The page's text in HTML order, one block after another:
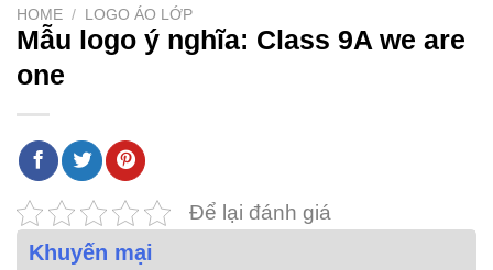
HOME / LOGO ÁO LỚP
Mẫu logo ý nghĩa: Class 9A we are
one
Để lại đánh giá
Khuyến mại